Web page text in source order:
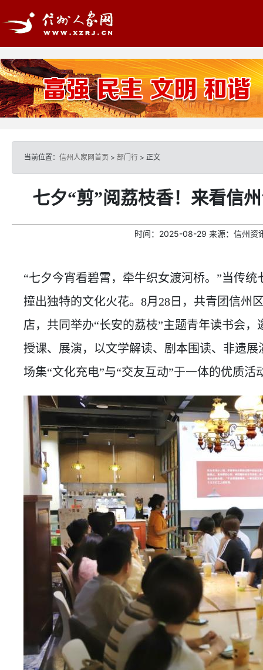
当前位置： 信州人家网首页 > 部门行 > 正文
七夕“剪”阅荔枝香！来看信
时间： 2025-08-29 来源： 信州资
“七夕今宵看碧霄，牵牛织女渡河桥。”当传
撞出独特的文化火花。8月28日，共青团信州
店，共同举办“长安的荔枝”主题青年读书会
授课、展演，以文学解读、剧本围读、非遗
场集“文化充电”与“交友互动”于一体的优质活